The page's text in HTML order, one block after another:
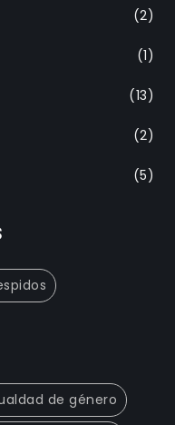
(2)
(1)
(13)
(2)
(5)
de género